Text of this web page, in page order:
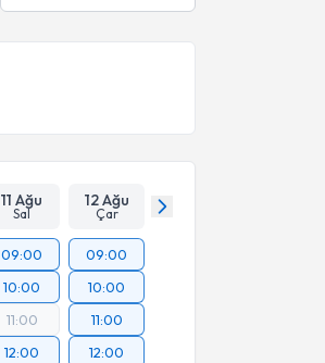
11 Ağu
Sal
12 Ağu
Çar
09:00
10:00
11:00
12:00
09:00
10:00
11:00
12:00